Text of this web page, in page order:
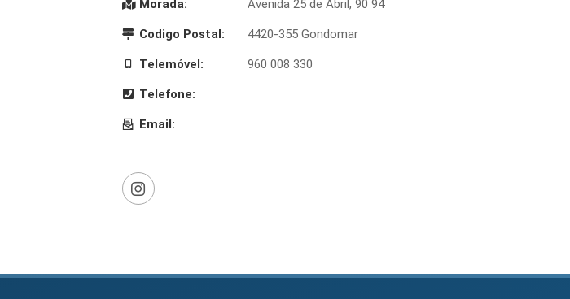
Morada: Avenida 25 de Abril, 90 94
Codigo Postal: 4420-355 Gondomar
Telemóvel: 960 008 330
Telefone:
Email: